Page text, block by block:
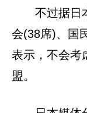
不过据日
会(38席)、国
表示，不会考
盟。